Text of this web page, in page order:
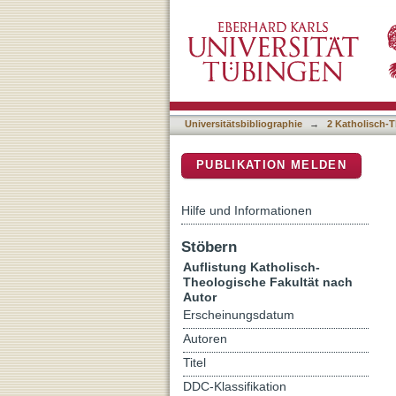
Universitätsbibliographie → 2 Katholisch-
PUBLIKATION MELDEN
Hilfe und Informationen
Stöbern
Auflistung Katholisch-
Theologische Fakultät nach
Autor
Erscheinungsdatum
Autoren
Titel
DDC-Klassifikation